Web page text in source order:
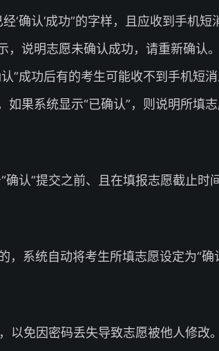
‘确认’成功”的字样，且应收到手机短
，说明志愿未确认成功，请重新确认
”成功后有的考生可能收不到手机短
果系统显示“已确认”，则说明所填
认”提交之前、且在填报志愿截止时
，系统自动将考生所填志愿设定为“确
以免因密码丢失导致志愿被他人修改。